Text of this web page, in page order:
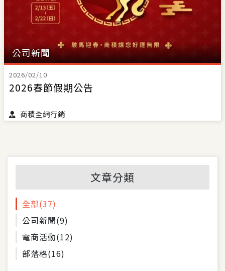
公司新聞
2026/02/10
2026春節假期公告
商積全網行銷
文章分類
全部(37)
公司新聞(9)
電商活動(12)
部落格(16)